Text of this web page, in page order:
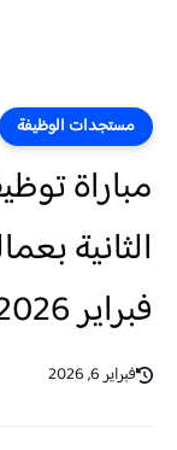
مستجدات الوظيفة
فبراير 2026
فبراير 6, 2026